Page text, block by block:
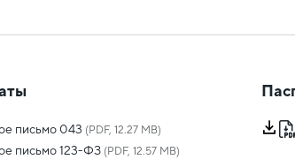
письмо 043 (PDF, 12.27 MB)
письмо 123-ФЗ (PDF, 12.57 MB)